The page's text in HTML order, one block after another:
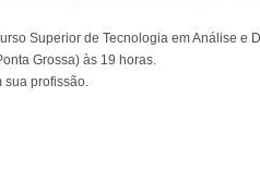
Superior de Tecnologia em Análise e
Grossa) às 19 horas.
sua profissão.
em Análise e Desenvolvimento de